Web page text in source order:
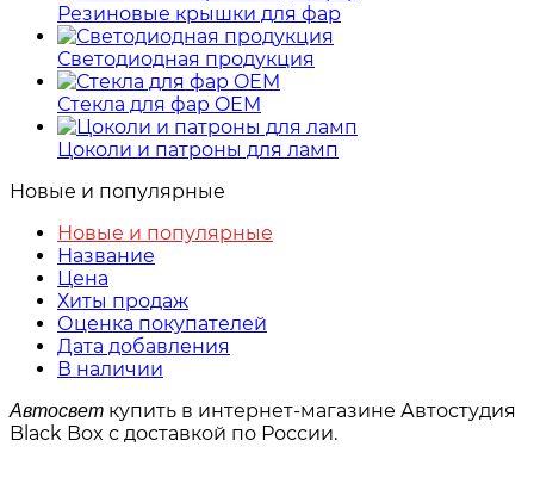
Резиновые крышки для фар
Светодиодная продукция
Стекла для фар OEM
Цоколи и патроны для ламп
Новые и популярные
Новые и популярные
Название
Цена
Хиты продаж
Оценка покупателей
Дата добавления
В наличии
Автосвет купить в интернет-магазине Автостудия
Black Box с доставкой по России.